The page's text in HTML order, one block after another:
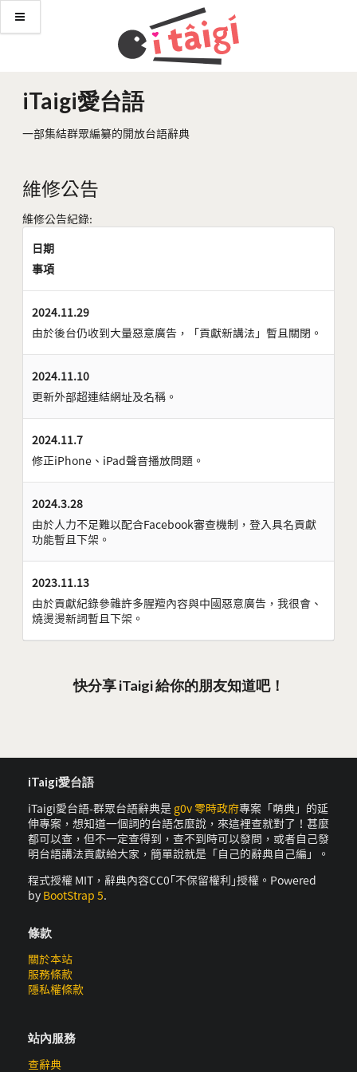
iTaigi愛台語
一部集結群眾編纂的開放台語辭典
維修公告
維修公告紀錄:
日期
事項
2024.11.29
由於後台仍收到大量惡意廣告，「貢獻新講法」暫且關閉。
2024.11.10
更新外部超連結網址及名稱。
2024.11.7
修正iPhone、iPad聲音播放問題。
2024.3.28
由於人力不足難以配合Facebook審查機制，登入具名貢獻
功能暫且下架。
2023.11.13
由於貢獻紀錄參雜許多腥羶內容與中國惡意廣告，我很會、
燒燙燙新詞暫且下架。
快分享 iTaigi 給你的朋友知道吧！
iTaigi愛台語
iTaigi愛台語-群眾台語辭典是 g0v 零時政府專案「萌典」的延
伸專案，想知道一個詞的台語怎麼說，來這裡查就對了！甚麼
都可以查，但不一定查得到，查不到時可以發問，或者自己發
明台語講法貢獻給大家，簡單說就是「自己的辭典自己編」。
程式授權 MIT，辭典內容CC0｢不保留權利｣授權。Powered
by BootStrap 5.
條款
關於本站
服務條款
隱私權條款
站內服務
查辭典